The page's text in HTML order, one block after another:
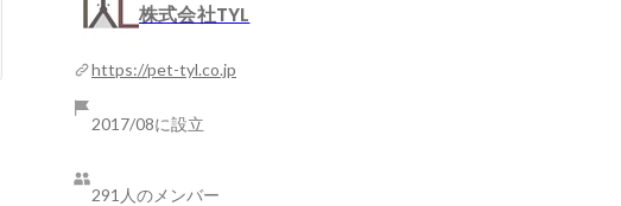
株式会社TYL
https://pet-tyl.co.jp
2017/08に設立
291人のメンバー